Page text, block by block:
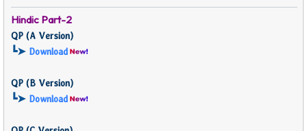
Hindic Part-2
QP (A Version)
┗➤ Download
QP (B Version)
┗➤ Download